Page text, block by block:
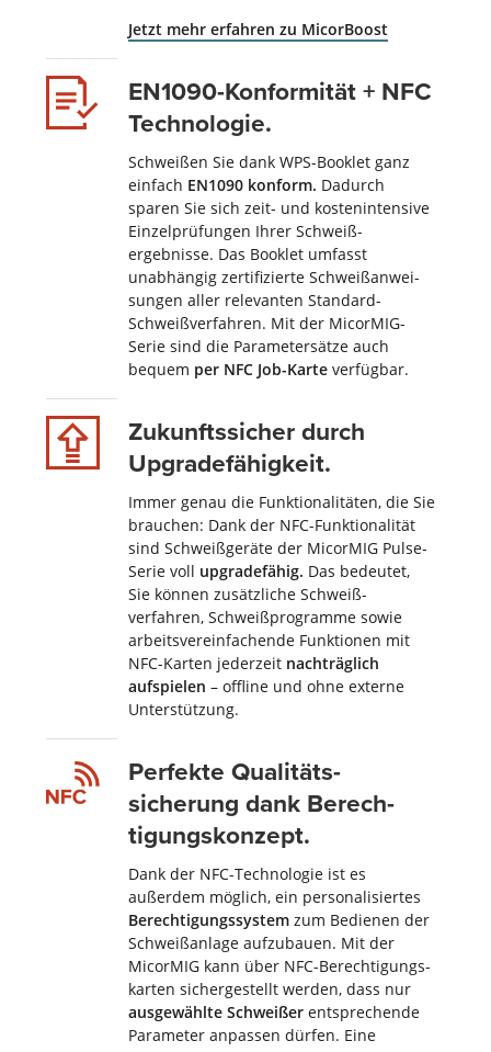
Jetzt mehr erfahren zu MicorBoost
EN1090-Konfor­mität + NFC
Techno­logie.
Schweißen Sie dank WPS-Booklet ganz
einfach EN1090 konform. Dadurch
sparen Sie sich zeit- und kosten­intensive
Einzel­prü­fun­gen Ihrer Schweiß­
ergebnisse. Das Booklet umfasst
unabhängig zertifizierte Schweiß­anwei­
sungen aller relevanten Standard-
Schweiß­verfahren. Mit der MicorMIG-
Serie sind die Parameter­sätze auch
bequem per NFC Job-Karteverfügbar.
Zukunftssicher durch
Upgrade­fähigkeit.
Immer genau die Funk­tiona­li­täten, die Sie
brauchen: Dank der NFC-Funk­­tio­na­lität
sind Schweiß­geräte der MicorMIG Pulse-
Serie voll upgradefähig. Das bedeutet,
Sie können zusätzliche Schweiß­
verfahren, Schweiß­programme sowie
arbeits­verein­fachende Funk­tionen mit
NFC-Karten jederzeit nachträglich
aufspielen – offline und ohne externe
Unter­stützung.
Perfekte Qualitäts­
sicherung dank Berech­
tigungs­konzept.
Dank der NFC-Technologie ist es
außerdem möglich, ein personalisiertes
Berech­ti­gungs­systemzum Bedienen der
Schweiß­anlage aufzu­bauen. Mit der
MicorMIG kann über NFC-Berech­tigungs­
karten sicher­gestellt werden, dass nur
ausgewählte Schweißerentsprechende
Para­meter anpassen dürfen. Eine